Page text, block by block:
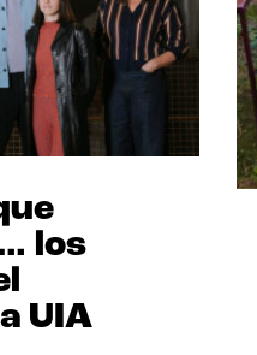
los
UIA